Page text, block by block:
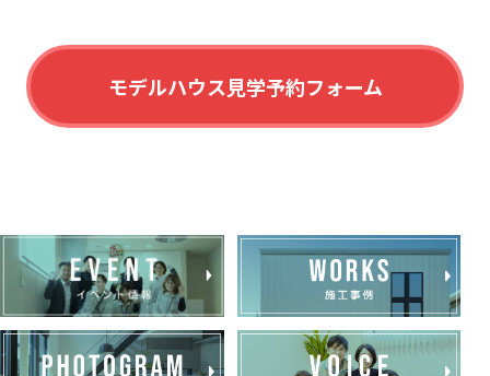
モデルハウス見学予約フォーム